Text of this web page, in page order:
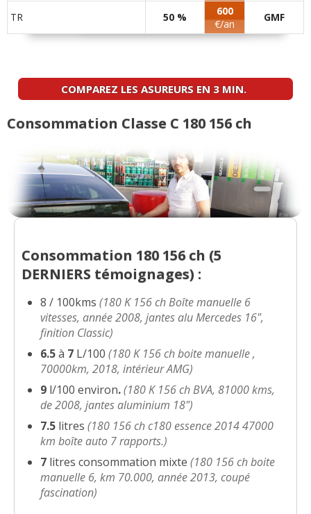
70000km, 2018,(1 )
180 K 156 ch(1 )
180 K 156 ch 85000 ,2009(0
TR 50 %
600
€/an
GMF
COMPAREZ LES ASUREURS EN 3 MIN.
Consommation Classe C 180 156 ch
Consommation 180 156 ch (5
DERNIERS témoignages) :
8 / 100kms(180 K 156 ch Boîte manuelle 6
vitesses, année 2008, jantes alu Mercedes 16",
finition Classic)
6.5 à 7 L/100(180 K 156 ch boite manuelle ,
70000km, 2018, intérieur AMG)
9 l/100 environ. (180 K 156 ch BVA, 81000 kms,
de 2008, jantes aluminium 18")
7.5 litres(180 156 ch c180 essence 2014 47000
km boîte auto 7 rapports.)
7 litres consommation mixte(180 156 ch boite
manuelle 6, km 70.000, année 2013, coupé
fascination)